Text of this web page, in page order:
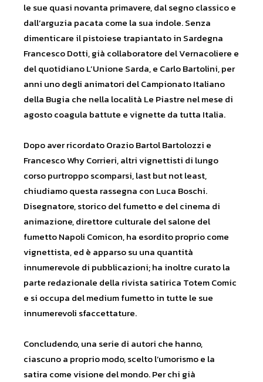
le sue quasi novanta primavere, dal segno classico e
dall’arguzia pacata come la sua indole. Senza
dimenticare il pistoiese trapiantato in Sardegna
Francesco Dotti, già collaboratore del Vernacoliere e
del quotidiano L’Unione Sarda, e Carlo Bartolini, per
anni uno degli animatori del Campionato Italiano
della Bugia che nella località Le Piastre nel mese di
agosto coagula battute e vignette da tutta Italia.
Dopo aver ricordato Orazio Bartol Bartolozzi e
Francesco Why Corrieri, altri vignettisti di lungo
corso purtroppo scomparsi, last but not least,
chiudiamo questa rassegna con Luca Boschi.
Disegnatore, storico del fumetto e del cinema di
animazione, direttore culturale del salone del
fumetto Napoli Comicon, ha esordito proprio come
vignettista, ed è apparso su una quantità
innumerevole di pubblicazioni; ha inoltre curato la
parte redazionale della rivista satirica Totem Comic
e si occupa del medium fumetto in tutte le sue
innumerevoli sfaccettature.
Concludendo, una serie di autori che hanno,
ciascuno a proprio modo, scelto l’umorismo e la
satira come visione del mondo. Per chi già